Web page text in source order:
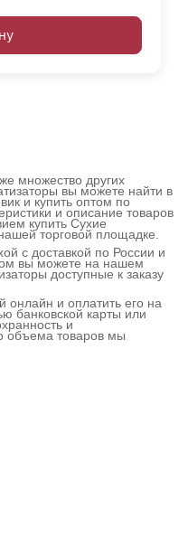
множество других
вы можете найти в
и купить оптом по
и описание товаров
купить Сухие
торговой площадке.
с доставкой по России и
вы можете на нашем
доступные к заказу
онлайн и оплатить его на
банковской карты или
и
объема товаров мы